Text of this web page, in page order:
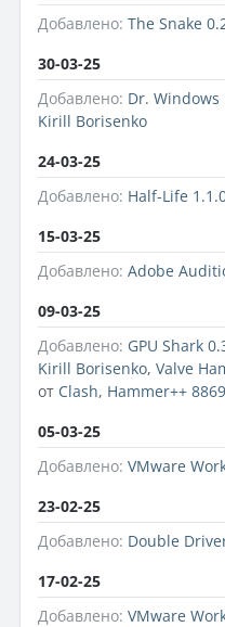
Добавлено: The Snake
30-03-25
Добавлено: Dr. Windows
Kirill Borisenko
24-03-25
Добавлено: Half-Life
15-03-25
Добавлено: Adobe
09-03-25
Добавлено: GPU Shark
Kirill Borisenko, Valve
от Clash, Hammer++
05-03-25
Добавлено: VMware
23-02-25
Добавлено: Double
17-02-25
Добавлено: VMware